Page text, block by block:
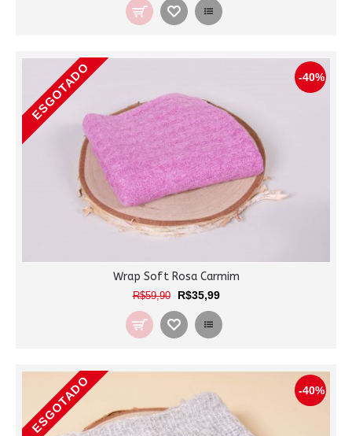
-40%
ESGOTADO
Wrap Soft Rosa Carmim
R$59,90 R$35,99
-40%
ESGOTADO